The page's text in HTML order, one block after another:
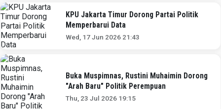
KPU Jakarta Timur Dorong Partai Politik
Memperbarui Data
Wed, 17 Jun 2026 21:43
Buka Muspimnas, Rustini Muhaimin Dorong
"Arah Baru" Politik Perempuan
Thu, 23 Jul 2026 19:15